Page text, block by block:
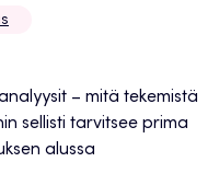
– mitä tekemistä
sellisti tarvitsee prima
alussa